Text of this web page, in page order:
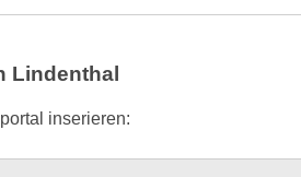
Lindenthal
inserieren: